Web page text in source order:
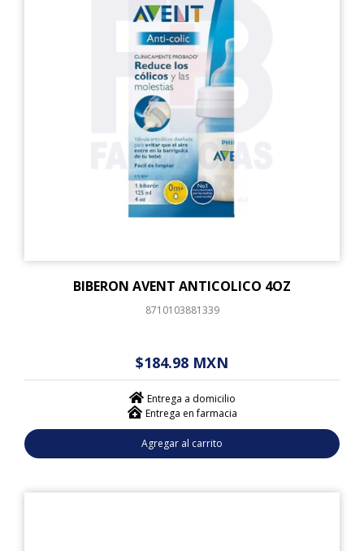
BIBERON AVENT ANTICOLICO 4OZ
8710103881339
$184.98 MXN
Entrega a domicilio
Entrega en farmacia
Agregar al carrito